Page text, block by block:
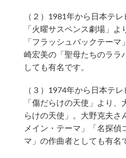
（２）1981年から日本テ
「火曜サスペンス劇場」よ
「フラッシュバックテー
崎宏美の「聖母たちのララ
しても有名です。
（３）1974年から日本テ
「傷だらけの天使」より
らけの天使」。大野克夫さ
メイン・テーマ」「名探偵
マ」の作曲者としても有名